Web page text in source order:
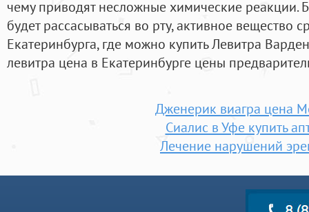
чему приводят несложные химические реакции.
будет рассасываться во рту, активное вещество
Екатеринбурга, где можно купить Левитра
левитра цена в Екатеринбурге цены
Дженерик виагра цена
Сиалис в Уфе купить
Лечение нарушений